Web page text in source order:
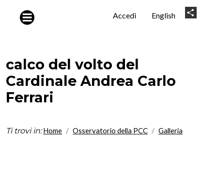
User
Accedi English
calco del volto del
Cardinale Andrea Carlo
Ferrari
Ti trovi in: Home Osservatorio della PCC Galleria